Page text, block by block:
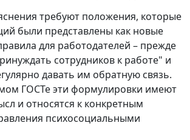
требуют положения, которые
были представлены как новые
для работодателей – прежде
сотрудников к работе" и
давать им обратную связь.
ГОСТе эти формулировки имеют
и относятся к конкретным
психосоциальными